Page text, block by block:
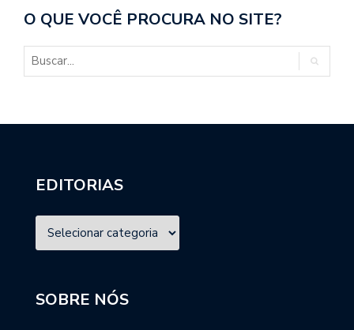
O QUE VOCÊ PROCURA NO SITE?
EDITORIAS
SOBRE NÓS